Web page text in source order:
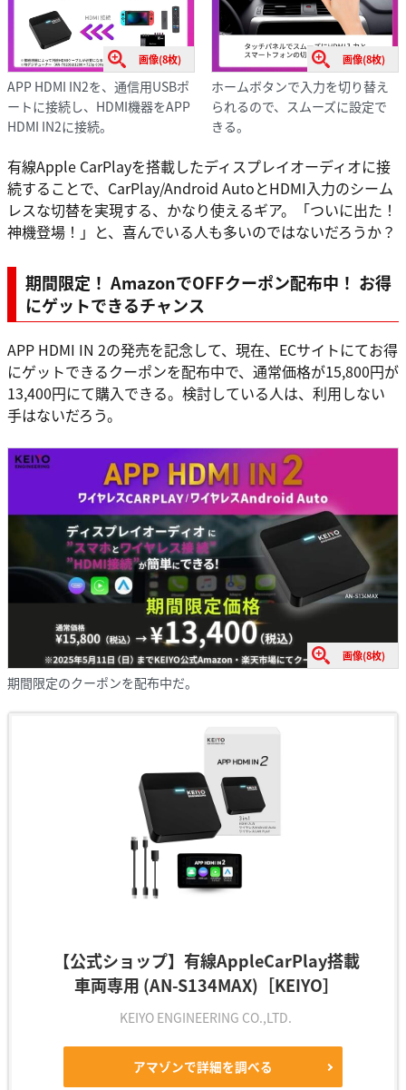
画像(8枚)
APP HDMI IN2を、通信用USBポ
ートに接続し、HDMI機器をAPP
HDMI IN2に接続。
画像(8枚)
ホームボタンで入力を切り替え
られるので、スムーズに設定で
きる。
有線Apple CarPlayを搭載したディスプレイオーディオに接
続することで、CarPlay/Android AutoとHDMI入力のシーム
レスな切替を実現する、かなり使えるギア。「ついに出た！
神機登場！」と、喜んでいる人も多いのではないだろうか？
期間限定！ AmazonでOFFクーポン配布中！ お得
にゲットできるチャンス
APP HDMI IN 2の発売を記念して、現在、ECサイトにてお得
にゲットできるクーポンを配布中で、通常価格が15,800円が
13,400円にて購入できる。検討している人は、利用しない
手はないだろう。
画像(8枚)
期間限定のクーポンを配布中だ。
【公式ショップ】有線AppleCarPlay搭載
車両専用 (AN-S134MAX)［KEIYO］
KEIYO ENGINEERING CO.,LTD.
アマゾンで詳細を調べる